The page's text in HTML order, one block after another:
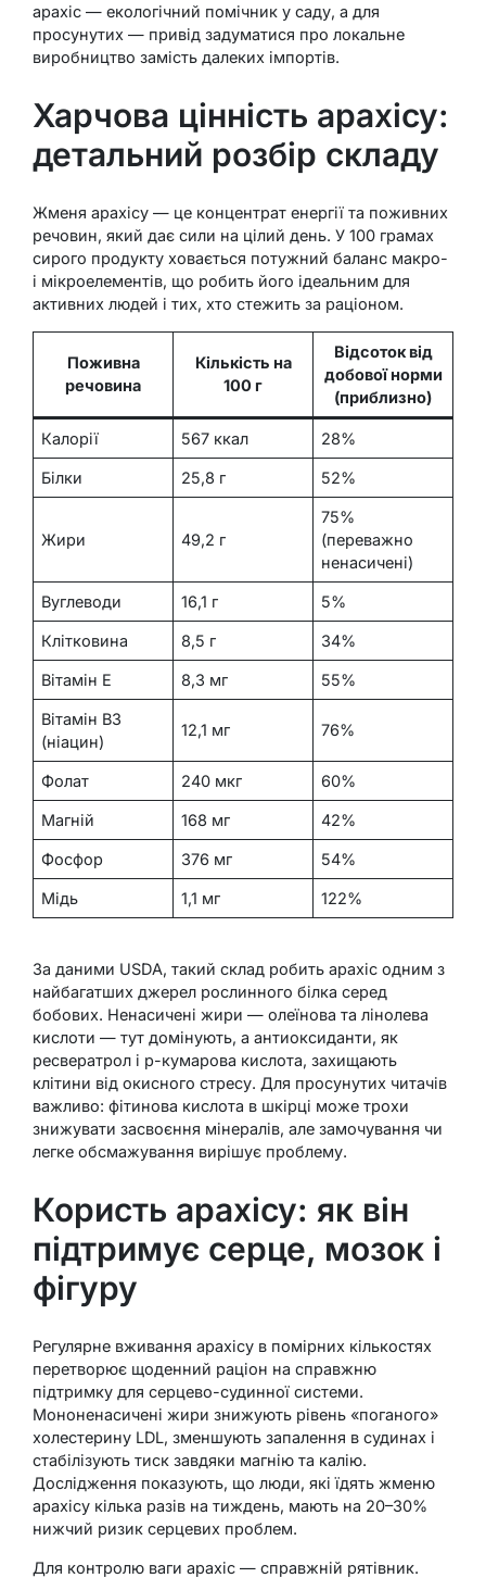
арахіс — екологічний помічник у саду, а для
просунутих — привід задуматися про локальне
виробництво замість далеких імпортів.
Харчова цінність арахісу:
детальний розбір складу
Жменя арахісу — це концентрат енергії та поживних
речовин, який дає сили на цілий день. У 100 грамах
сирого продукту ховається потужний баланс макро-
і мікроелементів, що робить його ідеальним для
активних людей і тих, хто стежить за раціоном.
Поживна
речовина
Кількість на
100 г
Відсоток від
добової норми
(приблизно)
Калорії 567 ккал 28%
Білки 25,8 г 52%
Жири 49,2 г
75%
(переважно
ненасичені)
Вуглеводи 16,1 г 5%
Клітковина 8,5 г 34%
Вітамін Е 8,3 мг 55%
Вітамін B3
(ніацин)
12,1 мг 76%
Фолат 240 мкг 60%
Магній 168 мг 42%
Фосфор 376 мг 54%
Мідь 1,1 мг 122%
За даними USDA, такий склад робить арахіс одним з
найбагатших джерел рослинного білка серед
бобових. Ненасичені жири — олеїнова та лінолева
кислоти — тут домінують, а антиоксиданти, як
ресвератрол і p-кумарова кислота, захищають
клітини від окисного стресу. Для просунутих читачів
важливо: фітинова кислота в шкірці може трохи
знижувати засвоєння мінералів, але замочування чи
легке обсмажування вирішує проблему.
Користь арахісу: як він
підтримує серце, мозок і
фігуру
Регулярне вживання арахісу в помірних кількостях
перетворює щоденний раціон на справжню
підтримку для серцево-судинної системи.
Мононенасичені жири знижують рівень «поганого»
холестерину LDL, зменшують запалення в судинах і
стабілізують тиск завдяки магнію та калію.
Дослідження показують, що люди, які їдять жменю
арахісу кілька разів на тиждень, мають на 20–30%
нижчий ризик серцевих проблем.
Для контролю ваги арахіс — справжній рятівник.